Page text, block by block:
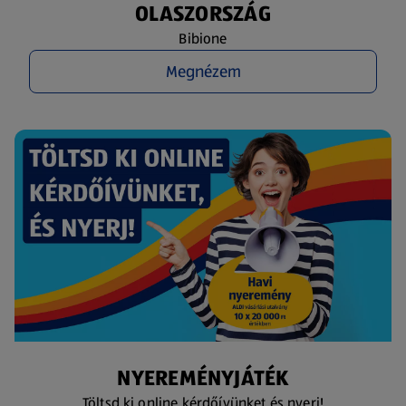
OLASZORSZÁG
Bibione
Megnézem
NYEREMÉNYJÁTÉK